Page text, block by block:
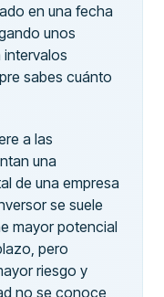
en una fecha
unos
intervalos
sabes cuánto
a las
una
de una empresa
se suele
mayor potencial
pero
riesgo y
no se conoce